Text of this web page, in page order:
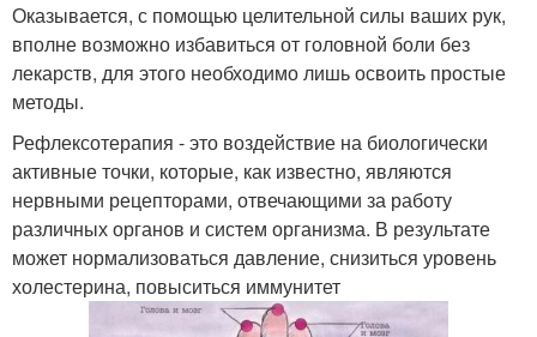
Оказывается, с помощью целительной силы ваших рук,
вполне возможно избавиться от головной боли без
лекарств, для этого необходимо лишь освоить простые
методы.
Рефлексотерапия - это воздействие на биологически
активные точки, которые, как известно, являются
нервными рецепторами, отвечающими за работу
различных органов и систем организма. В результате
может нормализоваться давление, снизиться уровень
холестерина, повыситься иммунитет